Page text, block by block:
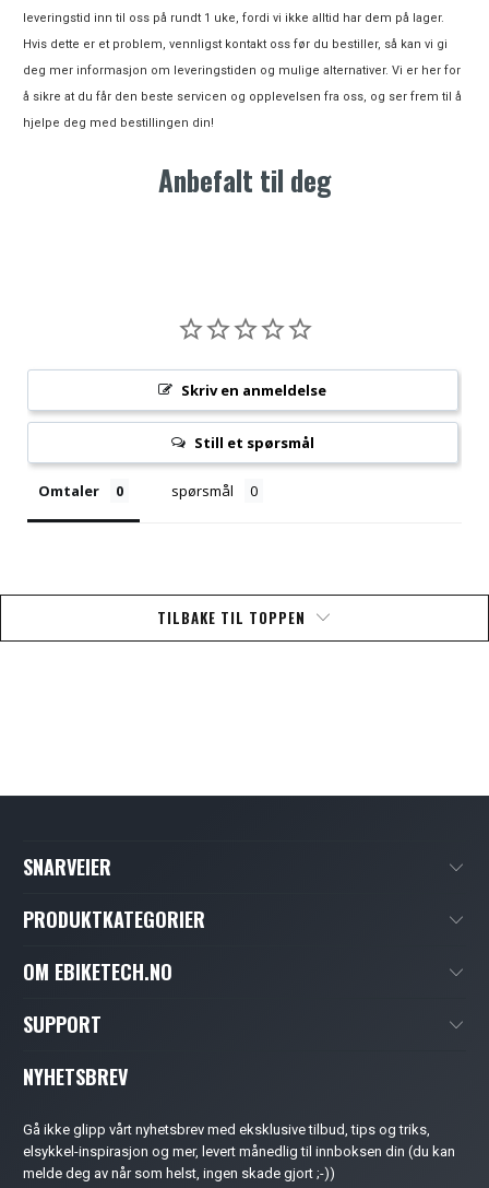
leveringstid inn til oss på rundt 1 uke, fordi vi ikke alltid har dem på lager.
Hvis dette er et problem, vennligst kontakt oss før du bestiller, så kan vi gi
deg mer informasjon om leveringstiden og mulige alternativer. Vi er her for
å sikre at du får den beste servicen og opplevelsen fra oss, og ser frem til å
hjelpe deg med bestillingen din!
Anbefalt til deg
Skriv en anmeldelse
Still et spørsmål
Omtaler spørsmål
TILBAKE TIL TOPPEN
SNARVEIER
PRODUKTKATEGORIER
OM EBIKETECH.NO
SUPPORT
NYHETSBREV
Gå ikke glipp vårt nyhetsbrev med eksklusive tilbud, tips og triks,
elsykkel-inspirasjon og mer, levert månedlig til innboksen din (du kan
melde deg av når som helst, ingen skade gjort ;-))